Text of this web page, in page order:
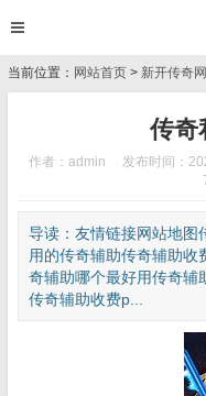
当前位置： 网站首页 > 新开传奇
传奇
作者：admin 发布时间：
导读：友情链接网站地图
用的传奇辅助传奇辅助
奇辅助哪个最好用传奇辅
传奇辅助收费p...